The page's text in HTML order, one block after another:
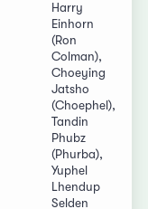
Harry
Einhorn
(Ron
Colman),
Choeying
Jatsho
(Choephel),
Tandin
Phubz
(Phurba),
Yuphel
Lhendup
Selden